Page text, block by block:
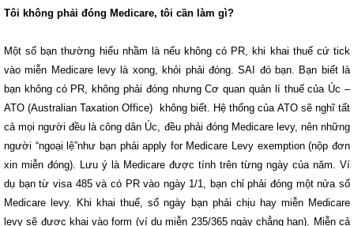
Tôi không phải đóng Medicare, tôi cần làm gì?
Một số bạn thường hiểu nhầm là nếu không có PR, khi khai thuế cứ tick
vào miễn Medicare levy là xong, khỏi phải đóng. SAI đó bạn. Bạn biết là
bạn không có PR, không phải đóng nhưng Cơ quan quản lí thuế của Úc –
ATO (Australian Taxation Office) không biết. Hệ thống của ATO sẽ nghĩ tất
cả mọi người đều là công dân Úc, đều phải đóng Medicare levy, nên những
người “ngoại lệ”như bạn phải apply for Medicare Levy exemption (nộp đơn
xin miễn đóng). Lưu ý là Medicare được tính trên từng ngày của năm. Ví
dụ bạn từ visa 485 và có PR vào ngày 1/1, bạn chỉ phải đóng một nửa số
Medicare levy. Khi khai thuế, số ngày bạn phải chịu hay miễn Medicare
levy sẽ được khai vào form (ví dụ miễn 235/365 ngày chẳng hạn). Miễn cả